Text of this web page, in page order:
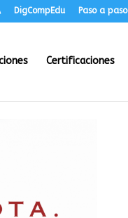
DigCompEdu Paso a paso
Certificaciones